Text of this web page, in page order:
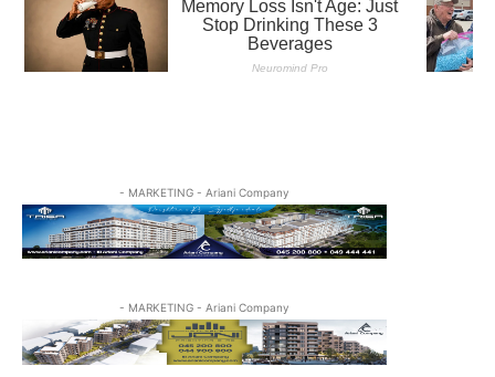
- MARKETING - Ariani Company
- MARKETING - Ariani Company